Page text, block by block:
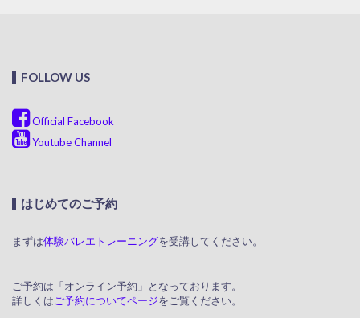
FOLLOW US
Official Facebook
Youtube Channel
はじめてのご予約
まずは体験バレエトレーニングを受講してください。
ご予約は「オンライン予約」となっております。
詳しくは ご予約についてページをご覧ください。